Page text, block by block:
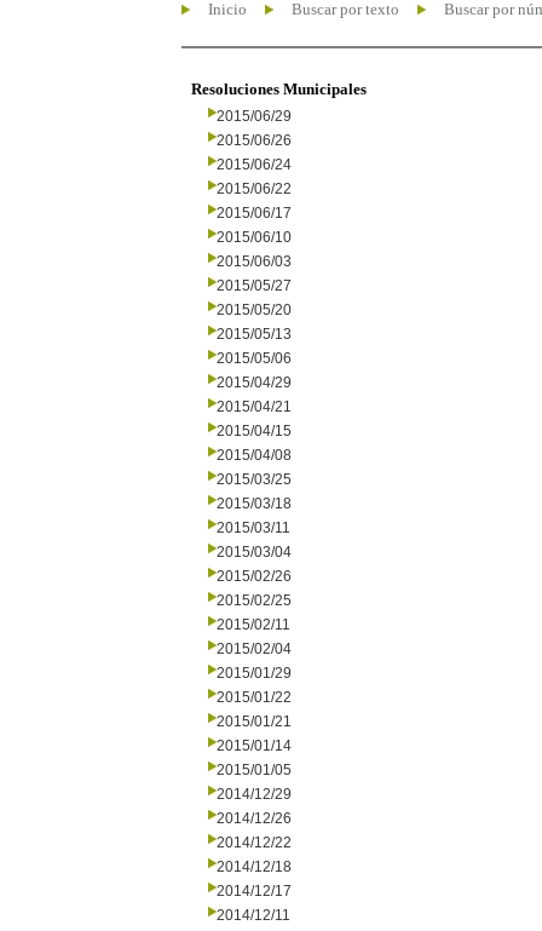
Inicio Buscar por texto Buscar por
Resoluciones Municipales
2015/06/29
2015/06/26
2015/06/24
2015/06/22
2015/06/17
2015/06/10
2015/06/03
2015/05/27
2015/05/20
2015/05/13
2015/05/06
2015/04/29
2015/04/21
2015/04/15
2015/04/08
2015/03/25
2015/03/18
2015/03/11
2015/03/04
2015/02/26
2015/02/25
2015/02/11
2015/02/04
2015/01/29
2015/01/22
2015/01/21
2015/01/14
2015/01/05
2014/12/29
2014/12/26
2014/12/22
2014/12/18
2014/12/17
2014/12/11